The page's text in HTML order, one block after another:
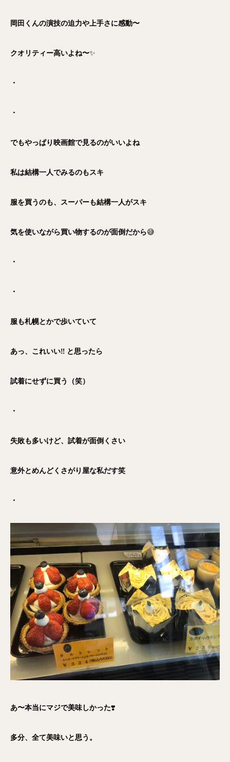
岡田くんの演技の迫力や上手さに感動〜
クオリティー高いよね〜✨
・
・
でもやっぱり映画館で見るのがいいよね
私は結構一人でみるのもスキ
服を買うのも、スーパーも結構一人がスキ
気を使いながら買い物するのが面倒だから😅
・
・
服も札幌とかで歩いていて
あっ、これいい‼︎ と思ったら
試着にせずに買う（笑）
・
失敗も多いけど、試着が面倒くさい
意外とめんどくさがり屋な私だす笑
・
あ〜本当にマジで美味しかった❣️
多分、全て美味いと思う。